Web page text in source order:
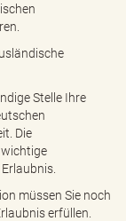
Stelle Ihre
Die
müssen Sie noch
erfüllen.